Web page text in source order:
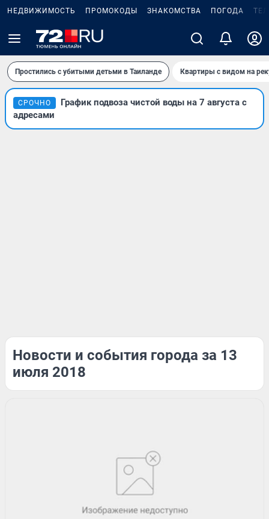
НЕДВИЖИМОСТЬ ПРОМОКОДЫ ЗНАКОМСТВА ПОГОДА
Простились с убитыми детьми в Таиланде Квартиры с видом на
СРОЧНО
График подвоза чистой воды на 7 августа с
адресами
Новости и события города за 13
июля 2018